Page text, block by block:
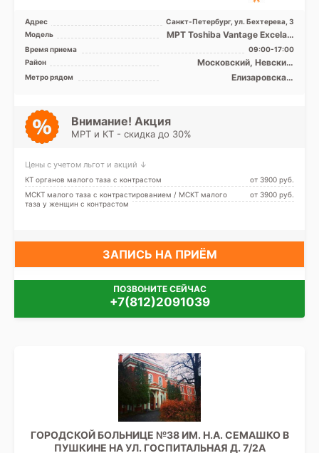
Адрес
Санкт-Петербург, ул. Бехтерева, 3
Модель
МРТ Toshiba Vantage Excelart
XGV 1.5T закрытый тип, КТ
Philips BRILLIA ...
Время приема
09:00-17:00
Район
Московский, Невский,
Фрунзенский, Центральный
Метро рядом
Елизаровская,
Внимание! Акция
МРТ и КТ - скидка до 30%
Цены с учетом льгот и акций ↓
КТ органов малого таза с контрастом
от 3900 pуб.
МСКТ малого таза с контрастированием / МСКТ малого
таза у женщин с контрастом
от 3900 pуб.
ЗАПИСЬ НА ПРИЁМ
ПОЗВОНИТЕ СЕЙЧАС
+7(812)2091039
ГОРОДСКОЙ БОЛЬНИЦЕ №38 ИМ. Н.А. СЕМАШКО В
ПУШКИНЕ НА УЛ. ГОСПИТАЛЬНАЯ Д. 7/2А